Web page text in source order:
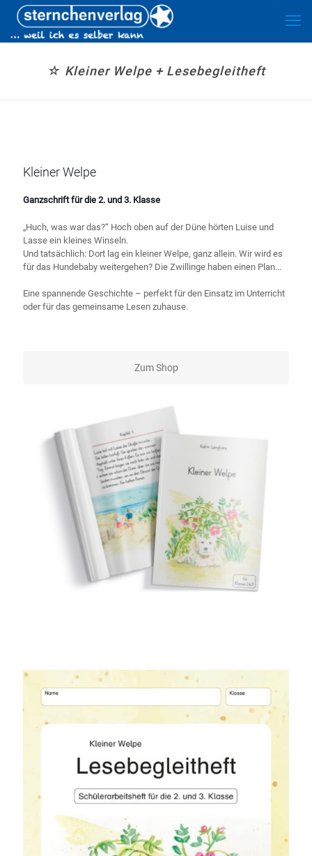
☆ Kleiner Welpe + Lesebegleitheft
Kleiner Welpe
Ganzschrift für die 2. und 3. Klasse
„Huch, was war das?“ Hoch oben auf der Düne hörten Luise und
Lasse ein kleines Winseln.
Und tatsächlich: Dort lag ein kleiner Welpe, ganz allein. Wir wird es
für das Hundebaby weitergehen? Die Zwillinge haben einen Plan...
Eine spannende Geschichte – perfekt für den Einsatz im Unterricht
oder für das gemeinsame Lesen zuhause.
Zum Shop